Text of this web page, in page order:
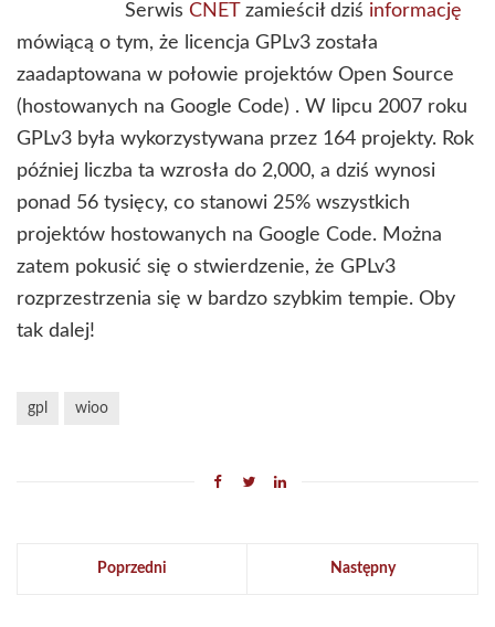
Serwis CNET zamieścił dziś informację
mówiącą o tym, że licencja GPLv3 została
zaadaptowana w połowie projektów Open Source
(hostowanych na Google Code) . W lipcu 2007 roku
GPLv3 była wykorzystywana przez 164 projekty. Rok
później liczba ta wzrosła do 2,000, a dziś wynosi
ponad 56 tysięcy, co stanowi 25% wszystkich
projektów hostowanych na Google Code. Można
zatem pokusić się o stwierdzenie, że GPLv3
rozprzestrzenia się w bardzo szybkim tempie. Oby
tak dalej!
gpl wioo
Poprzedni Następny